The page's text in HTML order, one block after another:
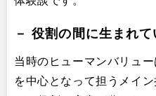
－ 役割の間に生まれ
当時のヒューマンバリュ
を中心となって担うメイ